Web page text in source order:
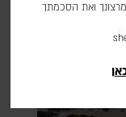
ואת הסכמתך